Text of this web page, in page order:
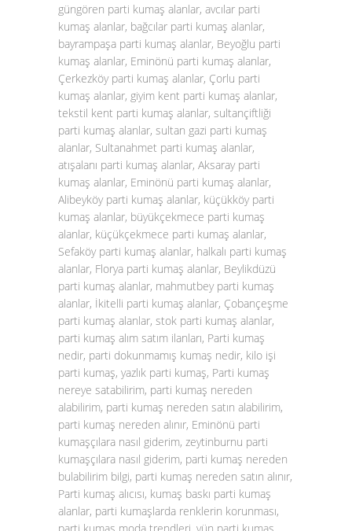
güngören parti kumaş alanlar, avcılar parti
kumaş alanlar, bağcılar parti kumaş alanlar,
bayrampaşa parti kumaş alanlar, Beyoğlu parti
kumaş alanlar, Eminönü parti kumaş alanlar,
Çerkezköy parti kumaş alanlar, Çorlu parti
kumaş alanlar, giyim kent parti kumaş alanlar,
tekstil kent parti kumaş alanlar, sultançiftliği
parti kumaş alanlar, sultan gazi parti kumaş
alanlar, Sultanahmet parti kumaş alanlar,
atışalanı parti kumaş alanlar, Aksaray parti
kumaş alanlar, Eminönü parti kumaş alanlar,
Alibeyköy parti kumaş alanlar, küçükköy parti
kumaş alanlar, büyükçekmece parti kumaş
alanlar, küçükçekmece parti kumaş alanlar,
Sefaköy parti kumaş alanlar, halkalı parti kumaş
alanlar, Florya parti kumaş alanlar, Beylikdüzü
parti kumaş alanlar, mahmutbey parti kumaş
alanlar, İkitelli parti kumaş alanlar, Çobançeşme
parti kumaş alanlar, stok parti kumaş alanlar,
parti kumaş alım satım ilanları, Parti kumaş
nedir, parti dokunmamış kumaş nedir, kilo işi
parti kumaş, yazlık parti kumaş, Parti kumaş
nereye satabilirim, parti kumaş nereden
alabilirim, parti kumaş nereden satın alabilirim,
parti kumaş nereden alınır, Eminönü parti
kumaşçılara nasıl giderim, zeytinburnu parti
kumaşçılara nasıl giderim, parti kumaş nereden
bulabilirim bilgi, parti kumaş nereden satın alınır,
Parti kumaş alıcısı, kumaş baskı parti kumaş
alanlar, parti kumaşlarda renklerin korunması,